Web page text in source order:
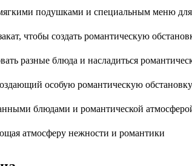
подушками и специальным меню
чтобы создать романтическую
разные блюда и насладиться
особую романтическую обстановку
блюдами и романтической
атмосферу нежности и романтики